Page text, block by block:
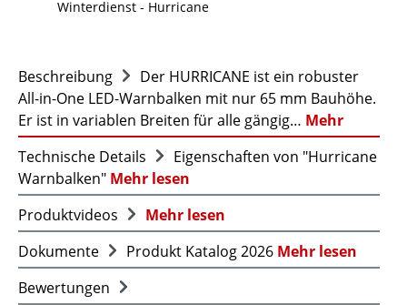
Winterdienst - Hurricane
Beschreibung
Der HURRICANE ist ein robuster
All-in-One LED-Warnbalken mit nur 65 mm Bauhöhe.
Er ist in variablen Breiten für alle gängig… Mehr
Technische Details
Eigenschaften von "Hurricane
Warnbalken" Mehr lesen
Produktvideos
Mehr lesen
Dokumente
Produkt Katalog 2026 Mehr lesen
Bewertungen